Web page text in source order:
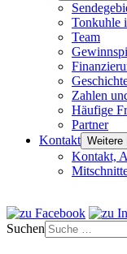
Tonkuhle
Team
Zahlen
Häufige
Partner
Kontakt Weitere
Kontakt,
Suchen